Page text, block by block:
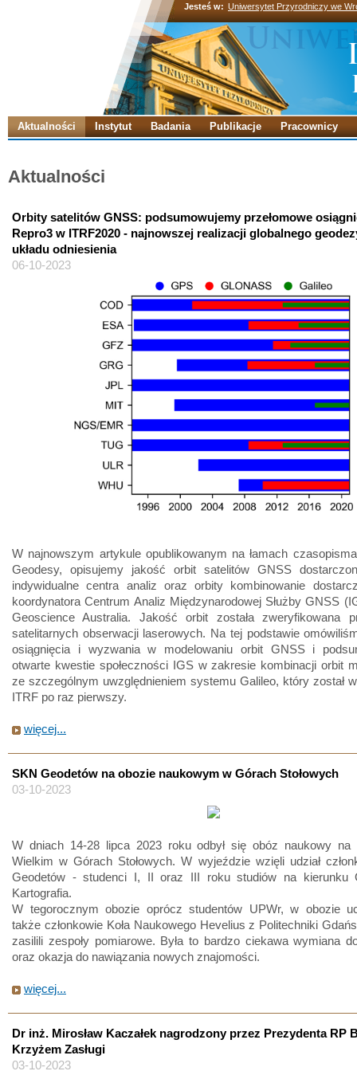
Jesteś w: Uniwersytet Przyrodniczy we
Aktualności Instytut Badania Publikacje Pracownicy
Aktualności
Orbity satelitów GNSS: podsumowujemy przełomowe
Repro3 w ITRF2020 - najnowszej realizacji globalnego
układu odniesienia
06-10-2023
W najnowszym artykule opublikowanym na łamach
Geodesy, opisujemy jakość orbit satelitów GNSS
indywidualne centra analiz oraz orbity kombinowanie
koordynatora Centrum Analiz Międzynarodowej Służby GNSS
Geoscience Australia. Jakość orbit została zweryfikowana
satelitarnych obserwacji laserowych. Na tej podstawie
osiągnięcia i wyzwania w modelowaniu orbit GNSS i
otwarte kwestie społeczności IGS w zakresie kombinacji orbit
ze szczególnym uwzględnieniem systemu Galileo, który został
ITRF po raz pierwszy.
więcej...
SKN Geodetów na obozie naukowym w Górach Stołowych
03-10-2023
W dniach 14-28 lipca 2023 roku odbył się obóz naukowy na
Wielkim w Górach Stołowych. W wyjeździe wzięli udział
Geodetów - studenci I, II oraz III roku studiów na kierunku
Kartografia.
W tegorocznym obozie oprócz studentów UPWr, w obozie
także członkowie Koła Naukowego Hevelius z Politechniki
zasilili zespoły pomiarowe. Była to bardzo ciekawa wymiana
oraz okazja do nawiązania nowych znajomości.
więcej...
Dr inż. Mirosław Kaczałek nagrodzony przez Prezydenta RP
Krzyżem Zasługi
03-10-2023